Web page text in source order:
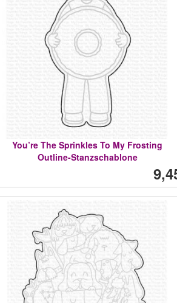
You’re The Sprinkles To My Frosting
Outline-Stanzschablone